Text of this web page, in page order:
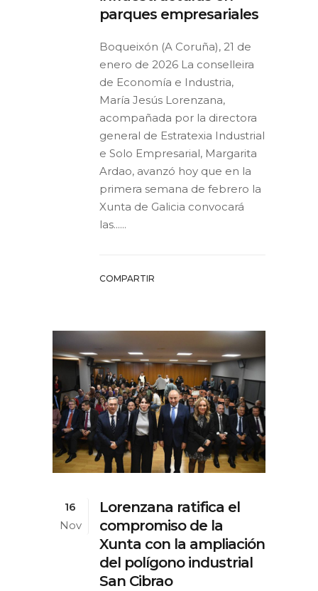
parques empresariales
Boqueixón (A Coruña), 21 de
enero de 2026 La conselleira
de Economía e Industria,
María Jesús Lorenzana,
acompañada por la directora
general de Estratexia Industrial
e Solo Empresarial, Margarita
Ardao, avanzó hoy que en la
primera semana de febrero la
Xunta de Galicia convocará
las......
COMPARTIR
16
Nov
Lorenzana ratifica el
compromiso de la
Xunta con la ampliación
del polígono industrial
San Cibrao